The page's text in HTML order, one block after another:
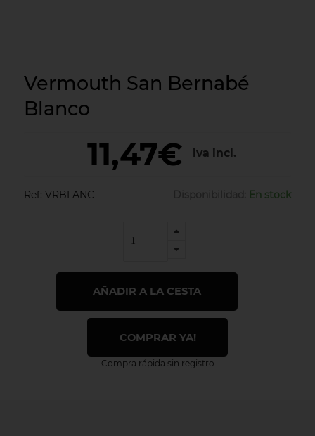
Vermouth San Bernabé
Blanco
11,47€ iva incl.
En stock
Ref: VRBLANC
AÑADIR A LA CESTA
COMPRAR YA!
Compra rápida sin registro